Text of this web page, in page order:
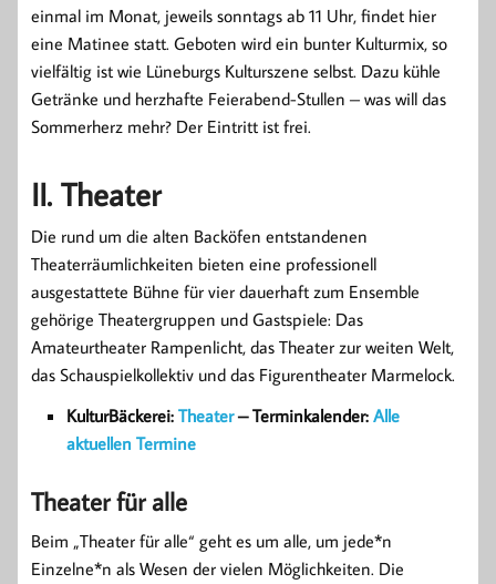
einmal im Monat, jeweils sonntags ab 11 Uhr, findet hier
eine Matinee statt. Geboten wird ein bunter Kulturmix, so
vielfältig ist wie Lüneburgs Kulturszene selbst. Dazu kühle
Getränke und herzhafte Feierabend-Stullen – was will das
Sommerherz mehr? Der Eintritt ist frei.
II. Theater
Die rund um die alten Backöfen entstandenen
Theaterräumlichkeiten bieten eine professionell
ausgestattete Bühne für vier dauerhaft zum Ensemble
gehörige Theatergruppen und Gastspiele: Das
Amateurtheater Rampenlicht, das Theater zur weiten Welt,
das Schauspielkollektiv und das Figurentheater Marmelock.
KulturBäckerei: Theater–Terminkalender: Alle
aktuellen Termine
Theater für alle
Beim „Theater für alle“ geht es um alle, um jede*n
Einzelne*n als Wesen der vielen Möglichkeiten. Die